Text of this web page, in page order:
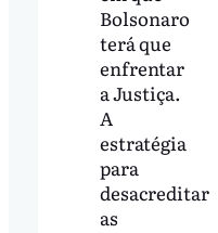
Bolsonaro
terá que
enfrentar
a Justiça.
A
estratégia
para
desacreditar
as